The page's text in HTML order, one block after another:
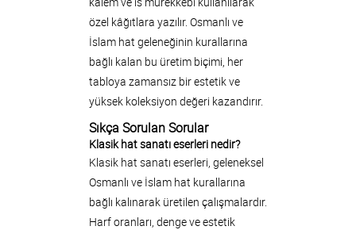
özel kâğıtlara yazılır. Osmanlı ve
İslam hat geleneğinin kurallarına
bağlı kalan bu üretim biçimi, her
tabloya zamansız bir estetik ve
yüksek koleksiyon değeri kazandırır.
Sıkça Sorulan Sorular
Klasik hat sanatı eserleri nedir?
Klasik hat sanatı eserleri, geleneksel
Osmanlı ve İslam hat kurallarına
bağlı kalınarak üretilen çalışmalardır.
Harf oranları, denge ve estetik